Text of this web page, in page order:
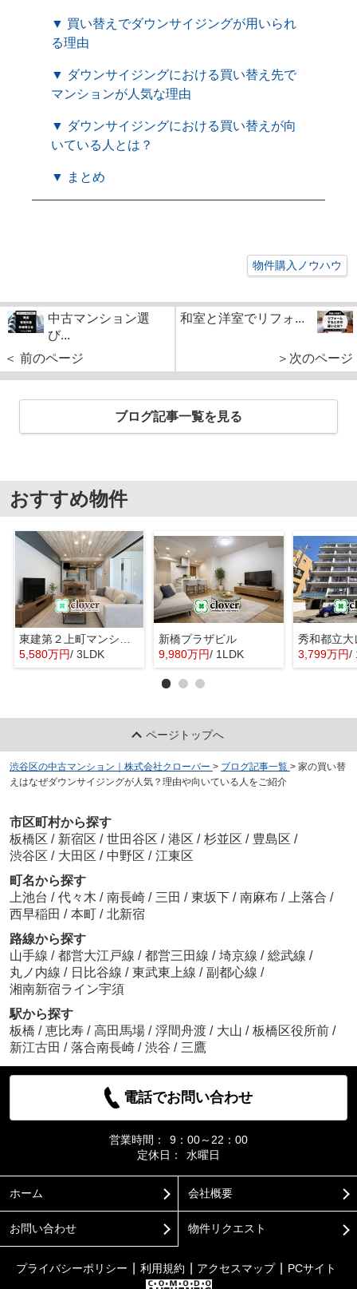
▼ 買い替えでダウンサイジングが用いられ
る理由
▼ ダウンサイジングにおける買い替え先で
マンションが人気な理由
▼ ダウンサイジングにおける買い替えが向
いている人とは？
▼ まとめ
物件購入ノウハウ
中古マンション選
び...
＜ 前のページ
和室と洋室でリフォ...
＞次のページ
ブログ記事一覧を見る
おすすめ物件
5,580万円/ 3LDK
新橋プラザビル
9,980万円/ 1LDK
秀和都立大
3,799万円/
ページトップへ
渋谷区の中古マンション｜株式会社クローバー > ブログ記事一覧 > 家の買い替
えはなぜダウンサイジングが人気？理由や向いている人をご紹介
市区町村から探す
板橋区 / 新宿区 / 世田谷区 / 港区 / 杉並区 / 豊島区 /
渋谷区 / 大田区 / 中野区 / 江東区
町名から探す
上池台 / 代々木 / 南長崎 / 三田 / 東坂下 / 南麻布 / 上落合 /
西早稲田 / 本町 / 北新宿
路線から探す
山手線 / 都営大江戸線 / 都営三田線 / 埼京線 / 総武線 /
丸ノ内線 / 日比谷線 / 東武東上線 / 副都心線 /
湘南新宿ライン宇須
駅から探す
板橋 / 恵比寿 / 高田馬場 / 浮間舟渡 / 大山 / 板橋区役所前 /
新江古田 / 落合南長崎 / 渋谷 / 三鷹
電話でお問い合わせ
営業時間：
9：00～22：00
定休日：
水曜日
ホーム 会社概要
お問い合わせ 物件リクエスト
プライバシーポリシー 利用規約 アクセスマップ PCサイト